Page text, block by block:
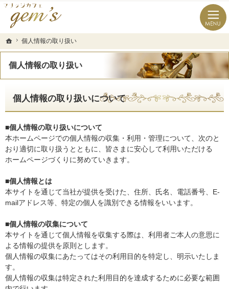
ホーム
個人情報の取り扱い
個人情報の取り扱い
長崎県の婚活なら結婚相談所のマリッジカフェgem’ｓ（ジェムズ）
長崎県長崎市の結婚相談所マリッジカフェgem's(ジェムズ)
個人情報の取り扱いについて
■個人情報の取り扱いについて
本ホームページでの個人情報の収集・利用・管理について、次のと
おり適切に取り扱うとともに、皆さまに安心して利用いただける
ホームページづくりに努めていきます。
■個人情報とは
本サイトを通じて当社が提供を受けた、住所、氏名、電話番号、E-
mailアドレス等、特定の個人を識別できる情報をいいます。
■個人情報の収集について
本サイトを通じて個人情報を収集する際は、利用者ご本人の意思に
よる情報の提供を原則とします。
個人情報の収集にあたってはその利用目的を特定し、明示いたしま
す。
個人情報の収集は特定された利用目的を達成するために必要な範囲
ホーム
個人情報の取り扱い